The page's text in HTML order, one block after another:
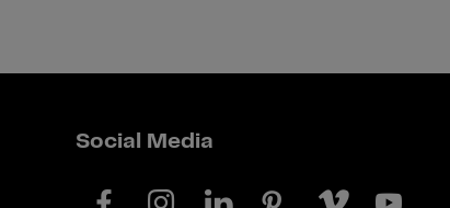
Social Media